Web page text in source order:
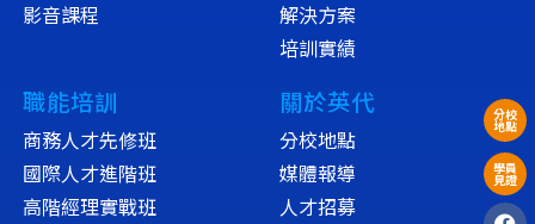
影音課程
解決方案
培訓實績
職能培訓
商務人才先修班
國際人才進階班
高階經理實戰班
關於英代
分校地點
媒體報導
人才招募
分校
地點
學員
見證